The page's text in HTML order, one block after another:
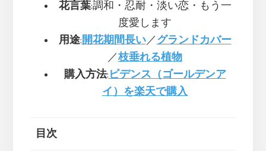
花言葉:調和・忍耐・淡い恋・もう一
度愛します
用途: 開花期間長い／ グランドカバー
／枝垂れる植物
購入方法: ビデンス（ゴールデンア
イ）を楽天で購入
目次